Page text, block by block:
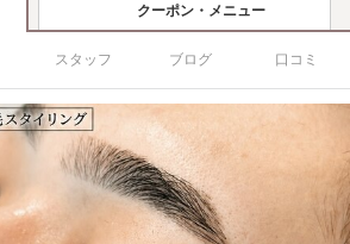
クーポン・メニュー
スタッフ ブログ 口コミ